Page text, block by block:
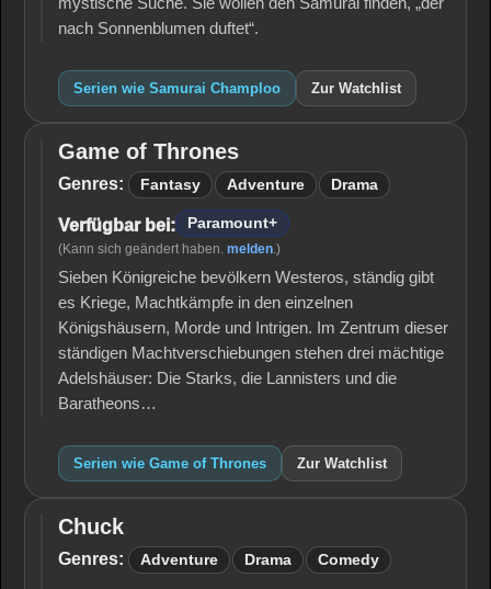
nach Sonnenblumen duftet“.
Serien wie Samurai Champloo Zur Watchlist
Game
of
Game of Thrones
Genres: Fantasy Adventure Drama
Verfügbar bei: Paramount+
(Kann sich geändert haben. melden.)
Sieben Königreiche bevölkern Westeros, ständig gibt
es Kriege, Machtkämpfe in den einzelnen
Königshäusern, Morde und Intrigen. Im Zentrum dieser
ständigen Machtverschiebungen stehen drei mächtige
Adelshäuser: Die Starks, die Lannisters und die
Baratheons…
Serien wie Game of Thrones Zur Watchlist
Chuck
Chuck
Genres: Adventure Drama Comedy